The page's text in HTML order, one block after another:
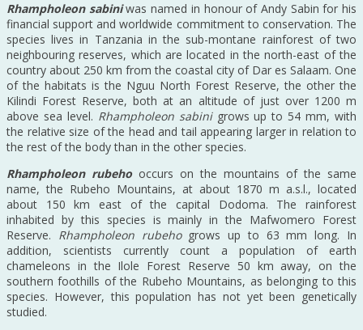
Rhampholeon sabini was named in honour of Andy Sabin for his
financial support and worldwide commitment to conservation. The
species lives in Tanzania in the sub-montane rainforest of two
neighbouring reserves, which are located in the north-east of the
country about 250 km from the coastal city of Dar es Salaam. One
of the habitats is the Nguu North Forest Reserve, the other the
Kilindi Forest Reserve, both at an altitude of just over 1200 m
above sea level. Rhampholeon sabinigrows up to 54 mm, with
the relative size of the head and tail appearing larger in relation to
the rest of the body than in the other species.
Rhampholeon rubeho occurs on the mountains of the same
name, the Rubeho Mountains, at about 1870 m a.s.l., located
about 150 km east of the capital Dodoma. The rainforest
inhabited by this species is mainly in the Mafwomero Forest
Reserve. Rhampholeon rubehogrows up to 63 mm long. In
addition, scientists currently count a population of earth
chameleons in the Ilole Forest Reserve 50 km away, on the
southern foothills of the Rubeho Mountains, as belonging to this
species. However, this population has not yet been genetically
studied.